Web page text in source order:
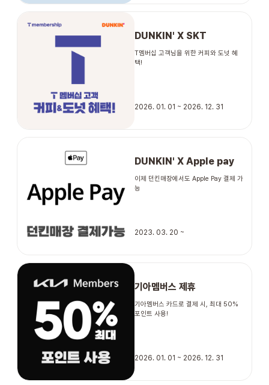
DUNKIN' X SKT
T멤버십 고객님을 위한 커피와 도넛 혜
택!
2026. 01. 01 ~ 2026. 12. 31
DUNKIN' X Apple pay
이제 던킨매장에서도 Apple Pay 결제 가
능
2023. 03. 20 ~
기아멤버스 제휴
기아멤버스 카드로 결제 시, 최대 50%
포인트 사용!
2026. 01. 01 ~ 2026. 12. 31